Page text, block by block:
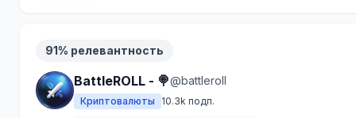
91% релевантность
BattleROLL - 🍭@battleroll
Криптовалюты 10.3k подп.